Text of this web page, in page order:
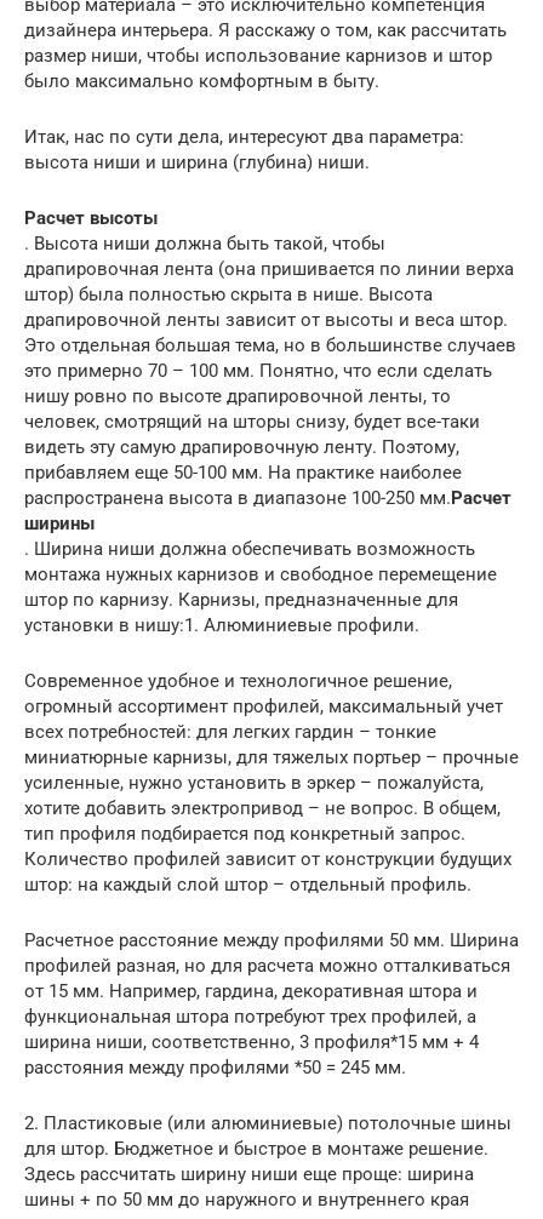
выбор материала – это исключительно компетенция
дизайнера интерьера. Я расскажу о том, как рассчитать
размер ниши, чтобы использование карнизов и штор
было максимально комфортным в быту.
Итак, нас по сути дела, интересуют два параметра:
высота ниши и ширина (глубина) ниши.
Расчет высоты
. Высота ниши должна быть такой, чтобы
драпировочная лента (она пришивается по линии верха
штор) была полностью скрыта в нише. Высота
драпировочной ленты зависит от высоты и веса штор.
Это отдельная большая тема, но в большинстве случаев
это примерно 70 – 100 мм. Понятно, что если сделать
нишу ровно по высоте драпировочной ленты, то
человек, смотрящий на шторы снизу, будет все-таки
видеть эту самую драпировочную ленту. Поэтому,
прибавляем еще 50-100 мм. На практике наиболее
распространена высота в диапазоне 100-250 мм.Расчет
ширины
. Ширина ниши должна обеспечивать возможность
монтажа нужных карнизов и свободное перемещение
штор по карнизу. Карнизы, предназначенные для
установки в нишу:1. Алюминиевые профили.
Современное удобное и технологичное решение,
огромный ассортимент профилей, максимальный учет
всех потребностей: для легких гардин – тонкие
миниатюрные карнизы, для тяжелых портьер – прочные
усиленные, нужно установить в эркер – пожалуйста,
хотите добавить электропривод – не вопрос. В общем,
тип профиля подбирается под конкретный запрос.
Количество профилей зависит от конструкции будущих
штор: на каждый слой штор – отдельный профиль.
Расчетное расстояние между профилями 50 мм. Ширина
профилей разная, но для расчета можно отталкиваться
от 15 мм. Например, гардина, декоративная штора и
функциональная штора потребуют трех профилей, а
ширина ниши, соответственно, 3 профиля*15 мм + 4
расстояния между профилями *50 = 245 мм.
2. Пластиковые (или алюминиевые) потолочные шины
для штор. Бюджетное и быстрое в монтаже решение.
Здесь рассчитать ширину ниши еще проще: ширина
шины + по 50 мм до наружного и внутреннего края